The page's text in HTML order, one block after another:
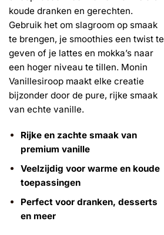
koude dranken en gerechten.
Gebruik het om slagroom op smaak
te brengen, je smoothies een twist te
geven of je lattes en mokka’s naar
een hoger niveau te tillen. Monin
Vanillesiroop maakt elke creatie
bijzonder door de pure, rijke smaak
van echte vanille.
Rijke en zachte smaak van
premium vanille
Veelzijdig voor warme en koude
toepassingen
Perfect voor dranken, desserts
en meer